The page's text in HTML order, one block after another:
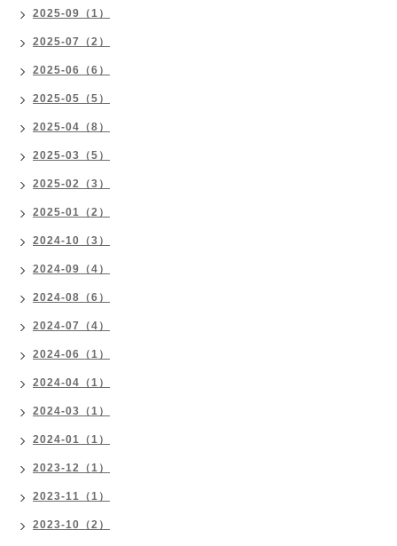
2025-09（1）
2025-07（2）
2025-06（6）
2025-05（5）
2025-04（8）
2025-03（5）
2025-02（3）
2025-01（2）
2024-10（3）
2024-09（4）
2024-08（6）
2024-07（4）
2024-06（1）
2024-04（1）
2024-03（1）
2024-01（1）
2023-12（1）
2023-11（1）
2023-10（2）